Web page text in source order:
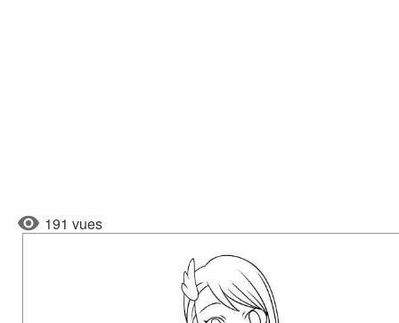
191 vues